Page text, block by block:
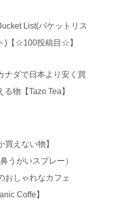
List(バケットリス
ト)【☆100投稿目☆】
ナダで日本より安く買
る物【Tazo Tea】
買えない物】
うがいスプレー）
おしゃれなカフェ
Coffe】